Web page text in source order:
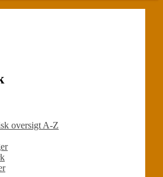
oversigt A-Z